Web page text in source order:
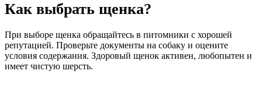
Как выбрать щенка?
При выборе щенка обращайтесь в питомники с хорошей
репутацией. Проверьте документы на собаку и оцените
условия содержания. Здоровый щенок активен, любопытен и
имеет чистую шерсть.